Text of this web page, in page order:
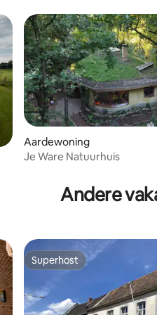
Aardewoning
Je Ware Natuurhuis
Andere
Superhost
Superhost